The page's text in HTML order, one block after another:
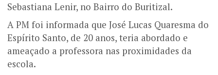
Sebastiana Lenir, no Bairro do Buritizal.
A PM foi informada que José Lucas Quaresma do
Espírito Santo, de 20 anos, teria abordado e
ameaçado a professora nas proximidades da
escola.